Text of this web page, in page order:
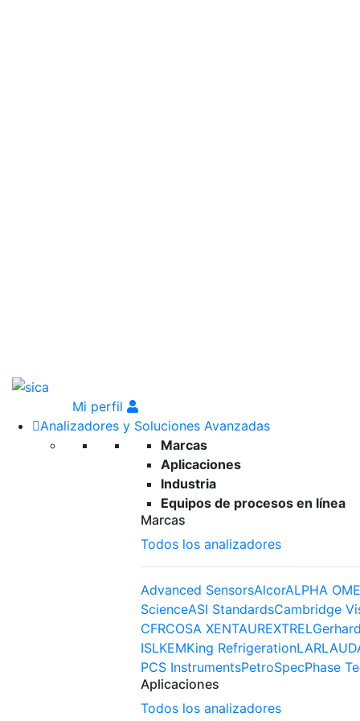
Mi perfil
Analizadores y Soluciones Avanzadas
Marcas
Aplicaciones
Industria
Equipos de procesos en línea
Marcas
Todos los analizadores
Advanced SensorsAlcorALPHA
ScienceASI StandardsCambridge
CFRCOSA XENTAUREXTREL
ISLKEMKing RefrigerationLAR
PCS InstrumentsPetroSpecPhase
Aplicaciones
Todos los analizadores